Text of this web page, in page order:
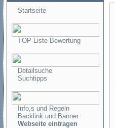
Startseite
TOP-Liste Bewertung
Detailsuche
Suchtipps
Info,s und Regeln
Backlink und Banner
Webseite eintragen